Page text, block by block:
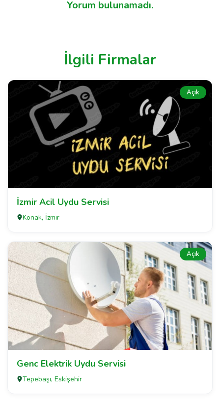
Yorum bulunamadı.
İlgili Firmalar
Açık
İzmir Acil Uydu Servisi
Konak, İzmir
Açık
Genc Elektrik Uydu Servisi
Tepebaşı, Eskişehir